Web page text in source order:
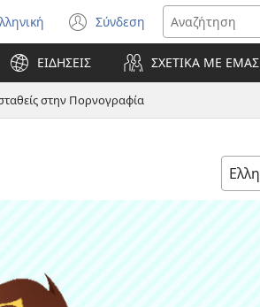
Επιλέξτε
γλώσσα
Σύνδεση
(ανοίγει
νέο
παράθυρο)
ΕΙΔΗΣΕΙΣ ΣΧΕΤΙΚΑ ΜΕ ΕΜΑΣ
στην Πορνογραφία